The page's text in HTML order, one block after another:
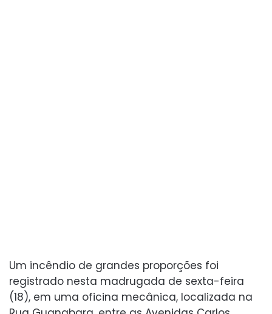
Um incêndio de grandes proporções foi
registrado nesta madrugada de sexta-feira
(18), em uma oficina mecânica, localizada na